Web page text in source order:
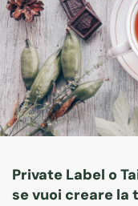
Private Label o
se vuoi creare la